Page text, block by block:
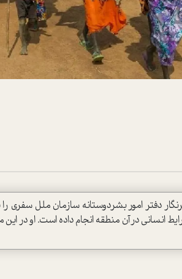
انسانی در آن منطقه انجام داده است. او در این